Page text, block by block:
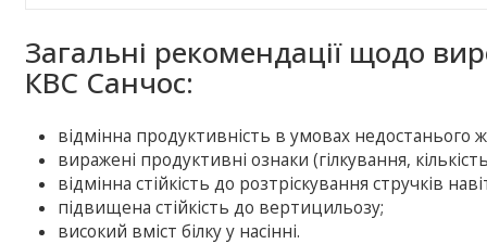
Загальні рекомендації щодо
КВС Санчос:
відмінна продуктивність в умовах недостанього
виражені продуктивні ознаки (гілкування,
відмінна стійкість до розтріскування стручків
підвищена стійкість до вертицильозу;
високий вміст білку у насінні.